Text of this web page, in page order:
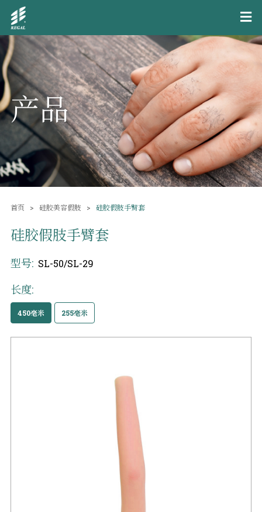
产品
首页 硅胶美容假肢 硅胶假肢手臂套
硅胶假肢手臂套
型号: SL-50/SL-29
长度:
450毫米 255毫米